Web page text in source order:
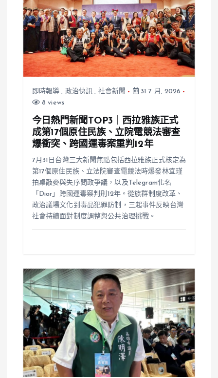
即時報導 , 政治快訊 , 社會新聞
31 7 月, 2026
8 views
今日熱門新聞TOP3｜西拉雅族正式
成第17個原住民族、立院電競法審查
爆衝突、跨國運毒案重判12年
7月31日台灣三大新聞焦點包括西拉雅族正式核定為
第17個原住民族、立法院審查電競法時爆發林宜瑾
拍桌敲麥與失序問政爭議，以及Telegram化名
「Dior」跨國運毒案判刑12年。從族群制度改革、
政治議場文化到毒品犯罪防制，三起事件反映台灣
社會持續面對制度調整與公共治理挑戰。